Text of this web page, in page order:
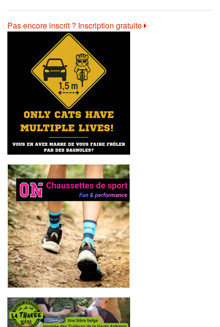
Pas encore inscrit ? Inscription gratuite